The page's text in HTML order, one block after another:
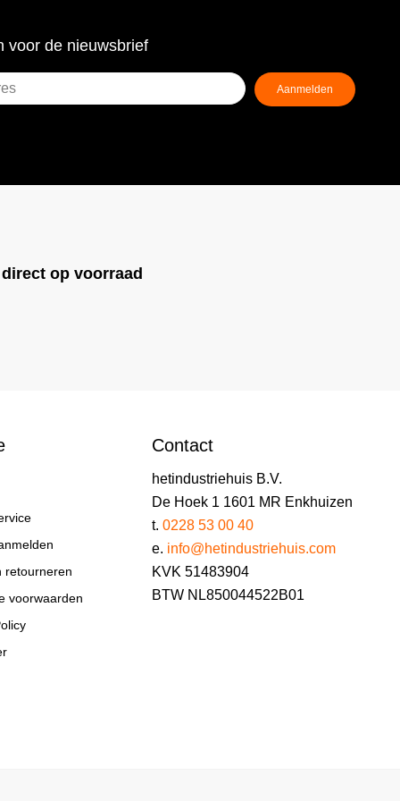
voor de nieuwsbrief
Aanmelden
op voorraad
retourneren
voorwaarden
Contact
hetindustriehuis B.V.
De Hoek 1 1601 MR Enkhuizen
t. 0228 53 00 40
e. info@hetindustriehuis.com
KVK 51483904
BTW NL850044522B01